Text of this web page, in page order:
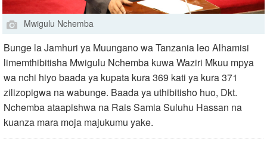
Mwigulu Nchemba
Bunge la Jamhuri ya Muungano wa Tanzania leo Alhamisi
limemthibitisha Mwigulu Nchemba kuwa Waziri Mkuu mpya
wa nchi hiyo baada ya kupata kura 369 kati ya kura 371
zilizopigwa na wabunge. Baada ya uthibitisho huo, Dkt.
Nchemba ataapishwa na Rais Samia Suluhu Hassan na
kuanza mara moja majukumu yake.